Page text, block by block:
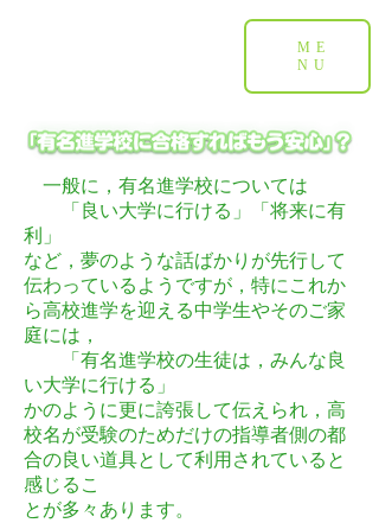
ME
NU
一般に，有名進学校については
「良い大学に行ける」「将来に有
利」
など，夢のような話ばかりが先行して
伝わっているようですが，特にこれか
ら高校進学を迎える中学生やそのご家
庭には，
「有名進学校の生徒は，みんな良
い大学に行ける」
かのように更に誇張して伝えられ，高
校名が受験のためだけの指導者側の都
合の良い道具として利用されていると
感じるこ
とが多々あります。